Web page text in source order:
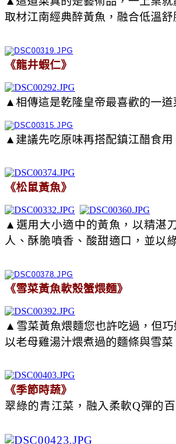
取材江南經典醉黃魚，融合低溫
《龍井蝦仁》
▲相傳這是乾隆皇帝最喜歡的一
▲建議先吃原味再搭配鎮江醋食
《松鼠黃魚》
▲選用大小適中的黃魚，以精湛
人、酥脆噴香、酸甜適口，並以
《雪菜黃魚軟殼蟹煨麵》
▲ 雪菜黃魚煨麵您也許吃過，但
以老母雞湯汁煨煮過的麵條與雪
《季節時蔬》
翠綠的青江菜，融入柔軟Q彈的